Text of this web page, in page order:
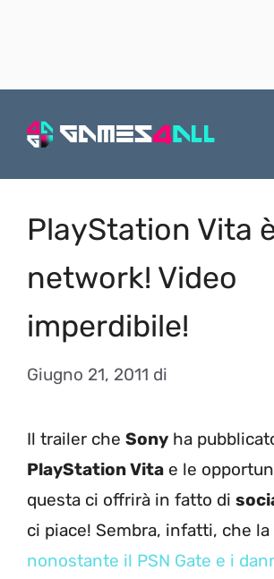
PlayStation Vita
network! Video
imperdibile!
Giugno 21, 2011 di
Il trailer che Sony ha
PlayStation Vita e le
questa ci offrirà in fatto di
ci piace! Sembra, infatti, che la
nonostante il PSN Gate e i